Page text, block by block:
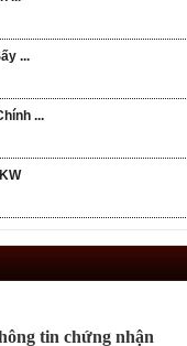
...
...
tin chứng nhận